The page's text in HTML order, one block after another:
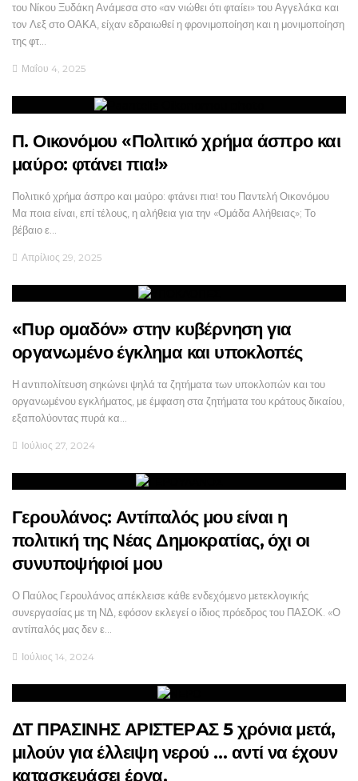
του Νίκου Ξυδάκη Ανάμεσα στο «αν νιώθει ότι φταίει» του Αγγελάκα και
τον Λεξ στο ΟΑΚΑ, είχαν εδραιωθεί η φρονιμοποίηση και η μονιμοποίηση
της φτ…
Μαΐου 4, 2025
Π. Οικονόμου «Πολιτικό χρήμα άσπρο και
μαύρο: φτάνει πια!»
Πολιτικό χρήμα άσπρο και μαύρο: φτάνει πια! του Παντελή Οικονόμου
Μα ποια είναι, επί τέλους, η αλήθεια για την «Ομάδα Αλήθειας»; Το
βέβαιο ε…
Απρίλιος 29, 2025
«Πυρ ομαδόν» στην κυβέρνηση για
οργανωμένο έγκλημα και υποκλοπές
Η αντιπολίτευση σηκώνει ψηλά τα ζητήματα των υποκλοπών και του
οργανωμένου εγκλήματος, με έμφαση στα ζητήματα του κράτους δικαίου,
εξαπολύοντας πυρά κα…
Ιούλιος 27, 2024
Γερουλάνος: Αντίπαλός μου είναι η
πολιτική της Νέας Δημοκρατίας, όχι οι
συνυποψήφιοί μου
Ο Παύλος Γερουλάνος απέκλεισε κάθε ενδεχόμενο μετεκλογικής
συνεργασίας με τη ΝΔ, εφόσον εκλεγεί ο ίδιος πρόεδρος του ΠΑΣΟΚ. «Ο
αντίπαλός μας δεν ε…
Ιούλιος 14, 2024
ΔΤ ΠΡΑΣΙΝΗΣ ΑΡΙΣΤΕΡAΣ 5 χρόνια μετά,
μιλούν για έλλειψη νερού … αντί να έχουν
κατασκευάσει έργα.